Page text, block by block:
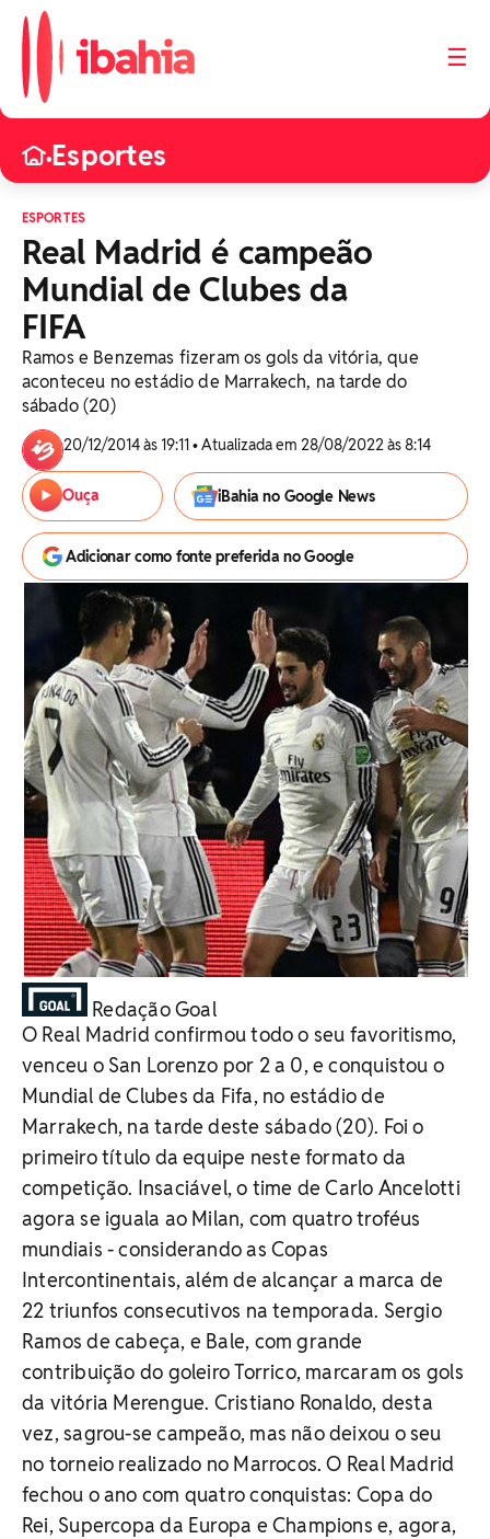
☰
•Esportes
ESPORTES
Real Madrid é campeão
Mundial de Clubes da
FIFA
Ramos e Benzemas fizeram os gols da vitória, que
aconteceu no estádio de Marrakech, na tarde do
sábado (20)
20/12/2014 às 19:11 • Atualizada em 28/08/2022 às 8:14
Ouça iBahia no Google News
Adicionar como fonte preferida no Google
Redação Goal
O Real Madrid confirmou todo o seu favoritismo,
venceu o San Lorenzo por 2 a 0, e conquistou o
Mundial de Clubes da Fifa, no estádio de
Marrakech, na tarde deste sábado (20). Foi o
primeiro título da equipe neste formato da
competição. Insaciável, o time de Carlo Ancelotti
agora se iguala ao Milan, com quatro troféus
mundiais - considerando as Copas
Intercontinentais, além de alcançar a marca de
22 triunfos consecutivos na temporada. Sergio
Ramos de cabeça, e Bale, com grande
contribuição do goleiro Torrico, marcaram os gols
da vitória Merengue. Cristiano Ronaldo, desta
vez, sagrou-se campeão, mas não deixou o seu
no torneio realizado no Marrocos. O Real Madrid
fechou o ano com quatro conquistas: Copa do
Rei, Supercopa da Europa e Champions e, agora,